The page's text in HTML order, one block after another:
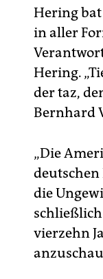
Hering
in aller
Hering.
der taz,
Bernhard
„Die
die
vierzehn